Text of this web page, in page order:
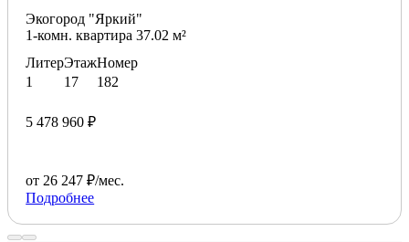
Экогород "Яркий"
1-комн. квартира 37.02 м²
Литер
1
Этаж
17
Номер
182
5 478 960 ₽
от 26 247 ₽/мес.
Подробнее